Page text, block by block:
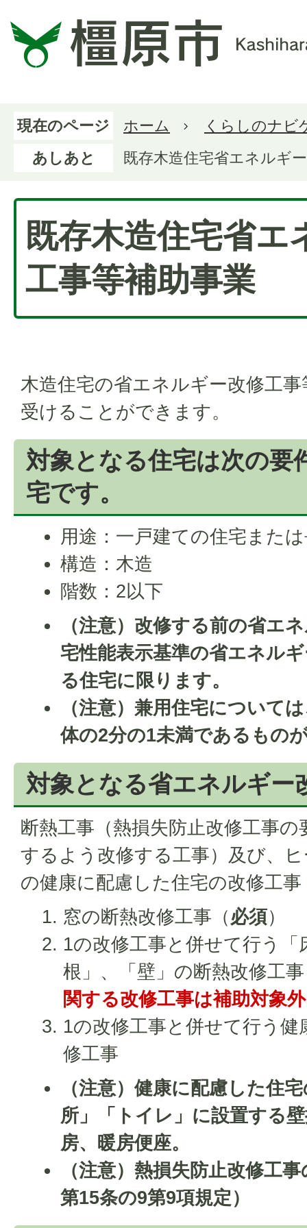
現在のページ ホーム
くらしのナビ
あしあと
既存木造住宅省エネルギ
既存木造住宅省エ
工事等補助事業
木造住宅の省エネルギー改修工
受けることができます。
対象となる住宅は次の要
宅です。
用途：一戸建ての住宅また
構造：木造
階数：2以下
（注意）改修する前の省エ
宅性能表示基準の省エネル
る住宅に限ります。
（注意）兼用住宅について
体の2分の1未満であるもの
対象となる省エネルギー
断熱工事（熱損失防止改修工事
するよう改修する工事）及び、
の健康に配慮した住宅の改修工事
窓の断熱改修工事（必須）
1の改修工事と併せて行う「
根」、「壁」の断熱改修工事
関する改修工事は補助対象
1の改修工事と併せて行う
修工事
（注意）健康に配慮した住
所」「トイレ」に設置する
房、暖房便座。
（注意）熱損失防止改修工
第15条の9第9項規定）